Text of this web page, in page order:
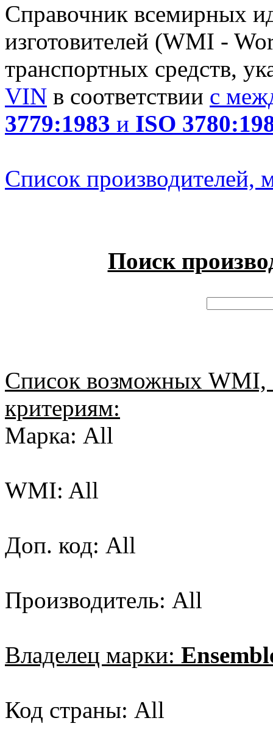
Справочник всемирных
изготовителей (WMI -
транспортных средств,
VIN в соответствии с
3779:1983 и ISO
Список производителей,
Поиск
Список возможных
критериям:
Марка: All
WMI: All
Доп. код: All
Производитель: All
Владелец марки:
Код страны: All